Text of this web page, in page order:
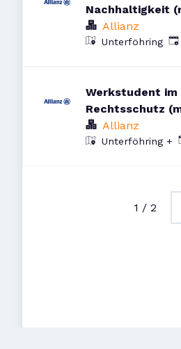
Nachhaltigkeit
Allianz
Unterföhring
Werkstudent im
Rechtsschutz
Allianz
Unterföhring +
1 / 2